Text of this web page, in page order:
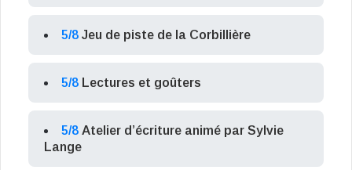
5/8 Jeu de piste de la Corbillière
5/8 Lectures et goûters
5/8 Atelier d’écriture animé par Sylvie
Lange